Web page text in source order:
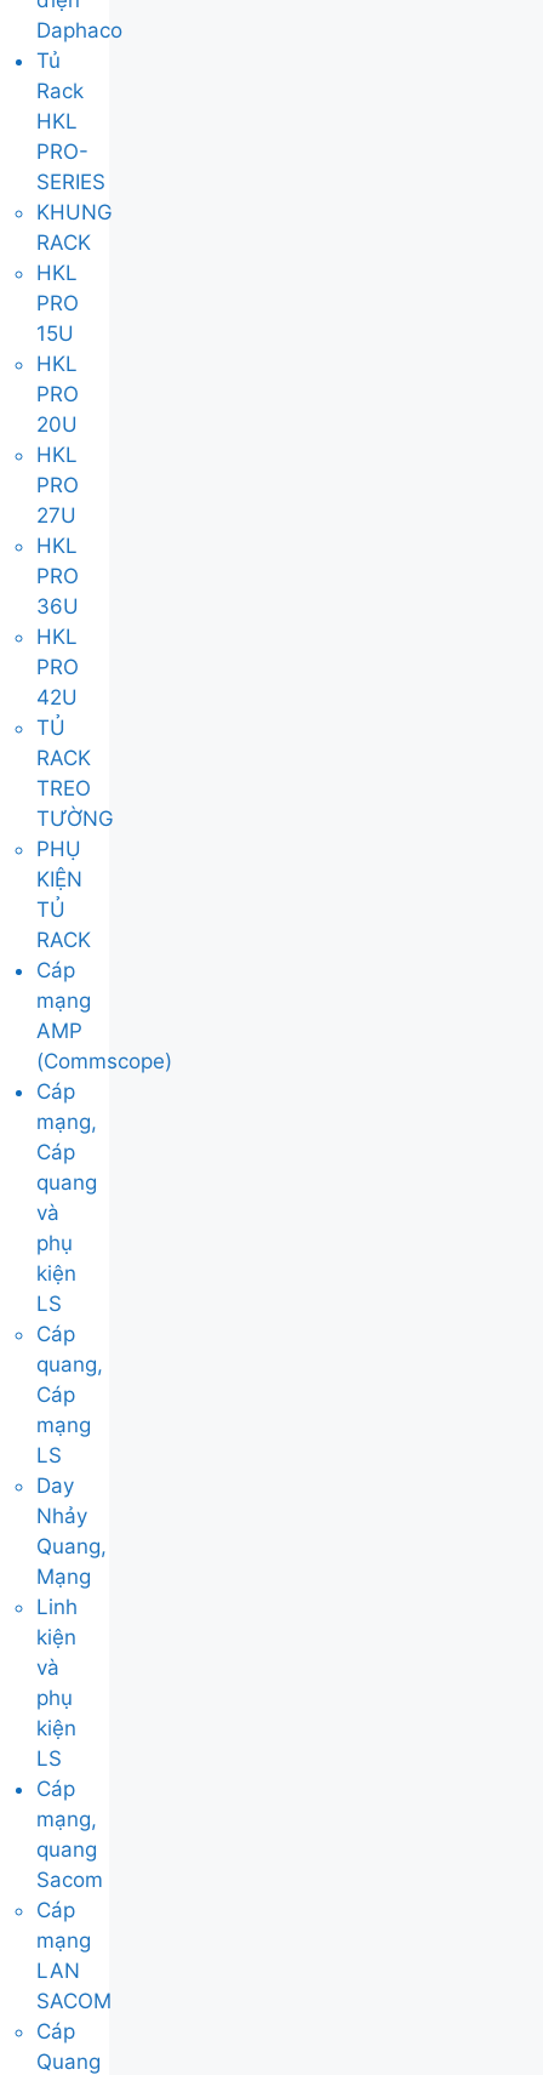
Daphaco
Tủ
Rack
HKL
PRO-
SERIES
KHUNG
RACK
HKL
PRO
15U
HKL
PRO
20U
HKL
PRO
27U
HKL
PRO
36U
HKL
PRO
42U
TỦ
RACK
TREO
TƯỜNG
PHỤ
KIỆN
TỦ
RACK
Cáp
mạng
AMP
(Commscope)
Cáp
mạng,
Cáp
quang
và
phụ
kiện
LS
Cáp
quang,
Cáp
mạng
LS
Day
Nhảy
Quang,
Mạng
Linh
kiện
và
phụ
kiện
LS
Cáp
mạng,
quang
Sacom
Cáp
mạng
LAN
SACOM
Cáp
Quang